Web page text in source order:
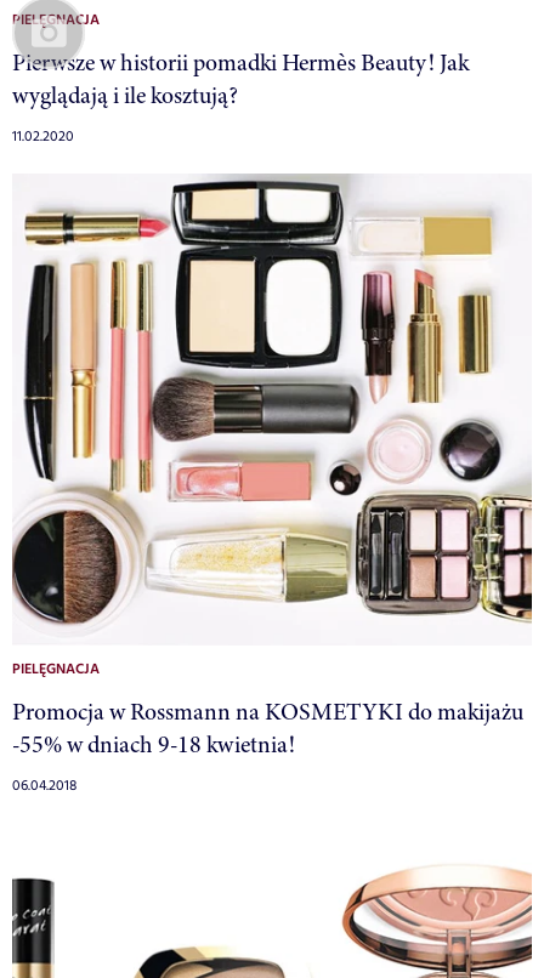
PIELĘGNACJA
Pierwsze w historii pomadki Hermès Beauty! Jak
wyglądają i ile kosztują?
11.02.2020
PIELĘGNACJA
Promocja w Rossmann na KOSMETYKI do makijażu
-55% w dniach 9-18 kwietnia!
06.04.2018